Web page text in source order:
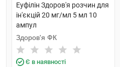
Еуфілін Здоров'я розчин для
ін'єкцій 20 мг/мл 5 мл 10
ампул
Здоров'я ФК
Є в наявності